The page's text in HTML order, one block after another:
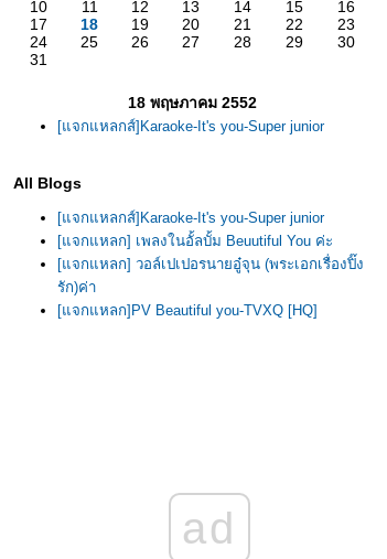
10
11 12 13 14 15
16
17
18 19 20 21 22
23
24
25 26 27 28 29
30
31
18 พฤษภาคม 2552
[แจกแหลกส์]Karaoke-It's you-Super junior
All Blogs
[แจกแหลกส์]Karaoke-It's you-Super junior
[แจกแหลก] เพลงในอั้ลบั้ม Beuutiful You ค่ะ
[แจกแหลก] วอล์เปเปอรนายอู๋จุน (พระเอกเรื่องปิ๊ง
รัก)ค่า
[แจกแหลก]PV Beautiful you-TVXQ [HQ]
ad